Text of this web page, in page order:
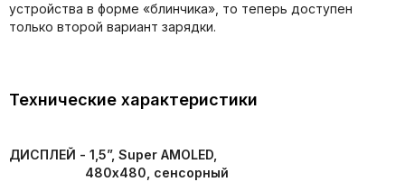
устройства в форме «блинчика», то теперь доступен
только второй вариант зарядки.
Технические характеристики
ДИСПЛЕЙ - 1,5”, Super AMOLED,
480х480, сенсорный